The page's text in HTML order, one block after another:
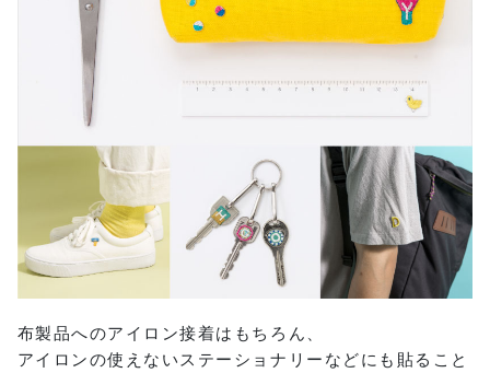
布製品へのアイロン接着はもちろん、
アイロンの使えないステーショナリーなどにも貼ること